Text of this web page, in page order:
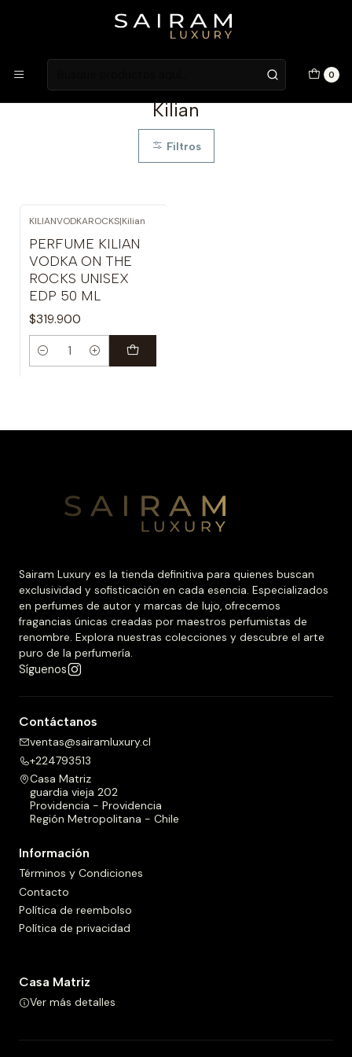
0
Atención en Guardia Vieja 202, Local 1
Inicio Niche Brands Kilian
Kilian
Filtros
KILIANVODKAROCKS|Kilian
PERFUME KILIAN
VODKA ON THE
ROCKS UNISEX
EDP 50 ML
$319.900
Cantidad
Sairam Luxury es la tienda definitiva para quienes buscan
exclusividad y sofisticación en cada esencia. Especializados
en perfumes de autor y marcas de lujo, ofrecemos
fragancias únicas creadas por maestros perfumistas de
renombre. Explora nuestras colecciones y descubre el arte
puro de la perfumería.
Síguenos
Contáctanos
ventas@sairamluxury.cl
+224793513
Casa Matriz
guardia vieja 202
Providencia - Providencia
Región Metropolitana - Chile
Información
Términos y Condiciones
Contacto
Política de reembolso
Política de privacidad
Casa Matriz
Ver más detalles